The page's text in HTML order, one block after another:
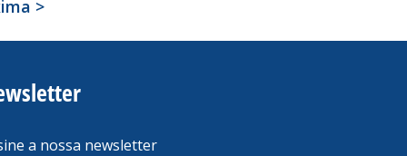
>
a nossa newsletter